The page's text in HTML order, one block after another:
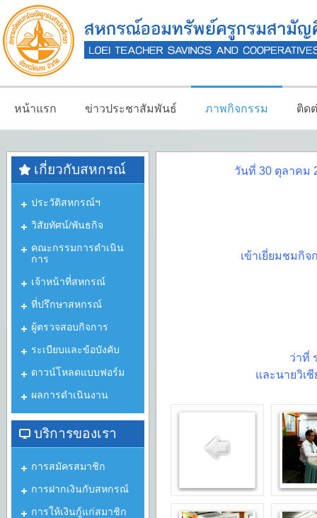
หน้าแรก ข่าวประชาสัมพันธ์ ภาพกิจกรรม ติด
วันที่ 30 ตุลาคม
เข้าเยี่ยมชมกิ
ว่าที่
และนายวิเ
เกี่ยวกับสหกรณ์
ประวัติสหกรณ์ฯ
วิสัยทัศน์/พันธกิจ
คณะกรรมการดำเนิน
การ
เจ้าหน้าที่สหกรณ์
ที่ปรึกษาสหกรณ์
ผู้ตรวจสอบกิจการ
ระเบียบและข้อบังคับ
ดาวน์โหลดแบบฟอร์ม
ผลการดำเนินงาน
บริการของเรา
การสมัครสมาชิก
การฝากเงินกับสหกรณ์
การให้เงินกู้แก่สมาชิก